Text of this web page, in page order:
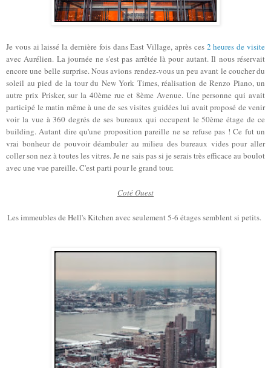
Je vous ai laissé la dernière fois dans East Village, après ces 2 heures de visite
avec Aurélien. La journée ne s'est pas arrêtée là pour autant. Il nous réservait
encore une belle surprise. Nous avions rendez-vous un peu avant le coucher du
soleil au pied de la tour du New York Times, réalisation de Renzo Piano, un
autre prix Prisker, sur la 40ème rue et 8ème Avenue. Une personne qui avait
participé le matin même à une de ses visites guidées lui avait proposé de venir
voir la vue à 360 degrés de ses bureaux qui occupent le 50ème étage de ce
building. Autant dire qu'une proposition pareille ne se refuse pas ! Ce fut un
vrai bonheur de pouvoir déambuler au milieu des bureaux vides pour aller
coller son nez à toutes les vitres. Je ne sais pas si je serais très efficace au boulot
avec une vue pareille. C'est parti pour le grand tour.
Coté Ouest
Les immeubles de Hell's Kitchen avec seulement 5-6 étages semblent si petits.